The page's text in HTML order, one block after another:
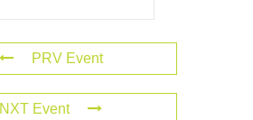
PRV Event
NXT Event